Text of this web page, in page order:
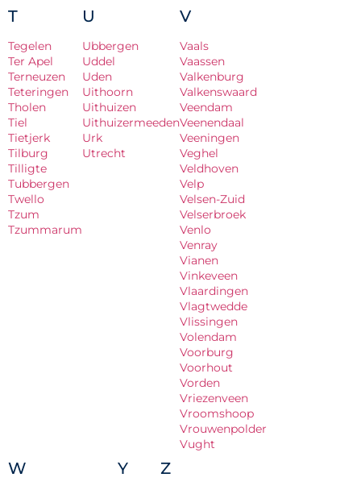
T
Tegelen
Ter Apel
Terneuzen
Teteringen
Tholen
Tiel
Tietjerk
Tilburg
Tilligte
Tubbergen
Twello
Tzum
Tzummarum
U
Ubbergen
Uddel
Uden
Uithoorn
Uithuizen
Uithuizermeeden
Urk
Utrecht
V
Vaals
Vaassen
Valkenburg
Valkenswaard
Veendam
Veenendaal
Veeningen
Veghel
Veldhoven
Velp
Velsen-Zuid
Velserbroek
Venlo
Venray
Vianen
Vinkeveen
Vlaardingen
Vlagtwedde
Vlissingen
Volendam
Voorburg
Voorhout
Vorden
Vriezenveen
Vroomshoop
Vrouwenpolder
Vught
W Y Z